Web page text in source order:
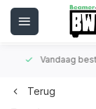
Vandaag
Terug